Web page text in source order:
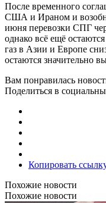
После временного
США и Ираном и
июня перевозки СПГ
однако всё ещё
газ в Азии и Европе
остаются значительно
Вам понравилась
Поделиться в
Копировать
Похожие новости
Похожие новости